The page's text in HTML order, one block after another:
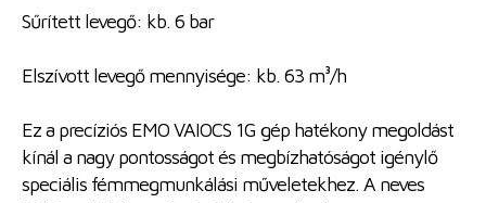
Sűrített levegő: kb. 6 bar
Elszívott levegő mennyisége: kb. 63 m³/h
Ez a precíziós EMO VAIOCS 1G gép hatékony megoldást
kínál a nagy pontosságot és megbízhatóságot igénylő
speciális fémmegmunkálási műveletekhez. A neves